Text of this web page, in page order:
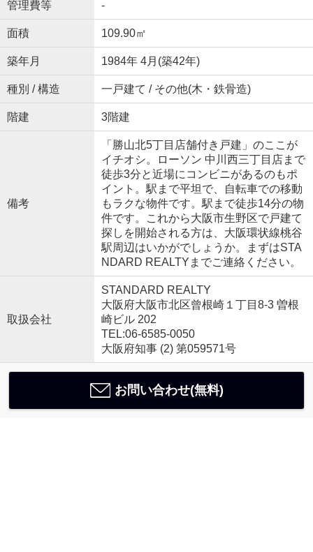
管理費等 -
面積 109.90㎡
築年月 1984年 4月(築42年)
種別 / 構造 一戸建て / その他(木・鉄骨造)
階建 3階建
備考
「勝山北5丁目店舗付き戸建」のここが
イチオシ。ローソン 中川西三丁目店まで
徒歩3分と近場にコンビニがあるのもポ
イント。駅まで平坦で、自転車での移動
もラクな物件です。駅まで徒歩14分の物
件です。これから大阪市生野区で戸建て
探しを開始される方は、大阪環状線桃谷
駅周辺はいかがでしょうか。まずはSTA
NDARD REALTYまでご連絡ください。
取扱会社
STANDARD REALTY
大阪府大阪市北区曾根崎１丁目8-3 曽根
崎ビル 202
TEL:06-6585-0050
大阪府知事 (2) 第059571号
お問い合わせ(無料)